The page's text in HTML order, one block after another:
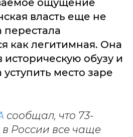
ощущение
власть еще не
перестала
как легитимная. Она
историческую обузу и
место заре
сообщал, что 73-
в России все чаще